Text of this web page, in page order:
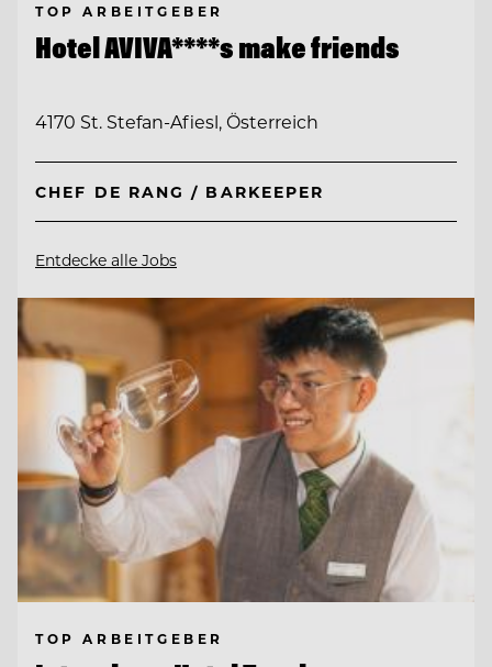
TOP ARBEITGEBER
Hotel AVIVA****s make friends
4170 St. Stefan-Afiesl, Österreich
CHEF DE RANG / BARKEEPER
Entdecke alle Jobs
TOP ARBEITGEBER